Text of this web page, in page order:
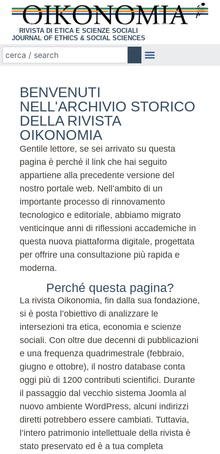
RIVISTA DI ETICA E SCIENZE SOCIALI
JOURNAL OF ETHICS & SOCIAL SCIENCES
BENVENUTI
NELL'ARCHIVIO STORICO
DELLA RIVISTA
OIKONOMIA
Gentile lettore, se sei arrivato su questa
pagina è perché il link che hai seguito
appartiene alla precedente versione del
nostro portale web. Nell’ambito di un
importante processo di rinnovamento
tecnologico e editoriale, abbiamo migrato
venticinque anni di riflessioni accademiche in
questa nuova piattaforma digitale, progettata
per offrire una consultazione più rapida e
moderna.
Perché questa pagina?
La rivista Oikonomia, fin dalla sua fondazione,
si è posta l’obiettivo di analizzare le
intersezioni tra etica, economia e scienze
sociali. Con oltre due decenni di pubblicazioni
e una frequenza quadrimestrale (febbraio,
giugno e ottobre), il nostro database conta
oggi più di 1200 contributi scientifici. Durante
il passaggio dal vecchio sistema Joomla al
nuovo ambiente WordPress, alcuni indirizzi
diretti potrebbero essere cambiati. Tuttavia,
l’intero patrimonio intellettuale della rivista è
stato preservato ed è a tua completa